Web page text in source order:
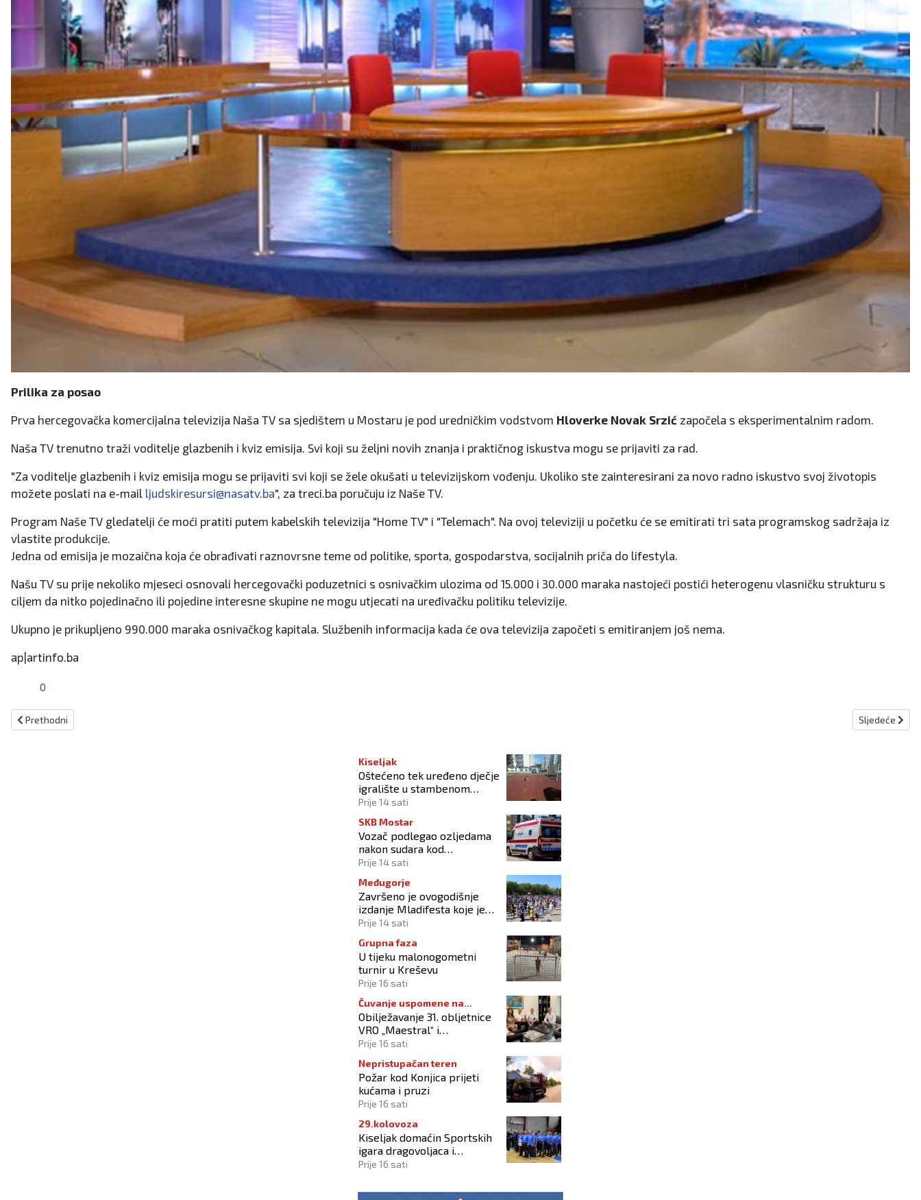
Prilika za posao
Prva hercegovačka komercijalna televizija Naša TV sa sjedištem u Mostaru je pod uredničkim vodstvom Hloverke Novak Srzić započela s eksperimentalnim radom.
Naša TV trenutno traži voditelje glazbenih i kviz emisija. Svi koji su željni novih znanja i praktičnog iskustva mogu se prijaviti za rad.
"Za voditelje glazbenih i kviz emisija mogu se prijaviti svi koji se žele okušati u televizijskom vođenju. Ukoliko ste zainteresirani za novo radno iskustvo svoj životopis
možete poslati na e-mail ljudskiresursi@nasatv.ba", za treci.ba poručuju iz Naše TV.
Program Naše TV gledatelji će moći pratiti putem kabelskih televizija "Home TV" i "Telemach". Na ovoj televiziji u početku će se emitirati tri sata programskog sadržaja iz
vlastite produkcije.
Jedna od emisija je mozaična koja će obrađivati raznovrsne teme od politike, sporta, gospodarstva, socijalnih priča do lifestyla.
Našu TV su prije nekoliko mjeseci osnovali hercegovački poduzetnici s osnivačkim ulozima od 15.000 i 30.000 maraka nastojeći postići heterogenu vlasničku strukturu s
ciljem da nitko pojedinačno ili pojedine interesne skupine ne mogu utjecati na uređivačku politiku televizije.
Ukupno je prikupljeno 990.000 maraka osnivačkog kapitala. Službenih informacija kada će ova televizija započeti s emitiranjem još nema.
ap|artinfo.ba
0
Prethodni članak: Od večeras BiH na popisu Netflixa
Prethodni Sljedeći
Sljedeće
Kiseljak
Oštećeno tek uređeno dječje
igralište u stambenom
naselju
Prije 14 sati
SKB Mostar
Vozač podlegao ozljedama
nakon sudara kod
Tomislavgrada
Prije 14 sati
Međugorje
Završeno je ovogodišnje
izdanje Mladifesta koje je
okupilo mlade iz 73 zemlje
Prije 14 sati
Grupna faza
U tijeku malonogometni
turnir u Kreševu
Prije 16 sati
Čuvanje uspomene na
branitelje
Obilježavanje 31. obljetnice
VRO „Maestral“ i
oslobođenja Jajca uz
Prije 16 sati
Nepristupačan teren
Požar kod Konjica prijeti
kućama i pruzi
Prije 16 sati
29.kolovoza
Kiseljak domaćin Sportskih
igara dragovoljaca i
veterana HVO-a ŽSB i Dana
Prije 16 sati